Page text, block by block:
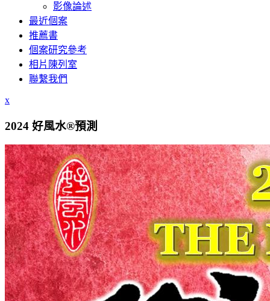
影像論述
最近個案
推薦書
個案研究參考
相片陳列室
聯繫我們
x
2024 好風水®預測